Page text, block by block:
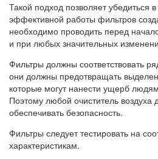
Такой подход позволяет убедиться
эффективной работы фильтров
необходимо проводить перед
и при любых значительных
Фильтры должны соответствовать
они должны предотвращать
которые могут нанести ущерб
Поэтому любой очиститель воздуха
обеспечивать безопасность.
Фильтры следует тестировать на
характеристикам.